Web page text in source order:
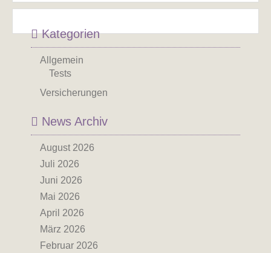
Kategorien
Allgemein
Tests
Versicherungen
News Archiv
August 2026
Juli 2026
Juni 2026
Mai 2026
April 2026
März 2026
Februar 2026